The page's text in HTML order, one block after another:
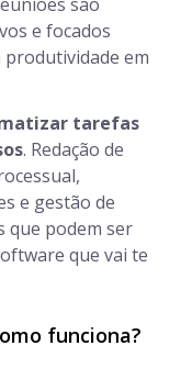
e focados
produtividade em
tarefas
. Redação de
e gestão de
que podem ser
que vai te
funciona?